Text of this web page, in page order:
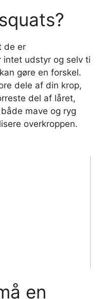
de er
udstyr og selv ti
gøre en forskel.
dele af din krop,
del af låret,
mave og ryg
overkroppen.
en